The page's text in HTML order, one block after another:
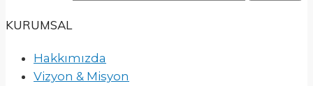
KURUMSAL
Hakkımızda
Vizyon & Misyon